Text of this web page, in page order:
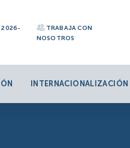
2026-
TRABAJA CON
NOSOTROS
INTERNACIONALIZACIÓN